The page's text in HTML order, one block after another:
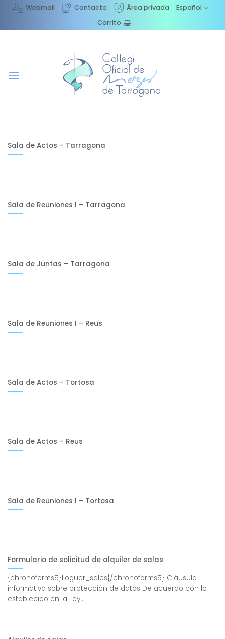
Saltar
contenido
Webmail Contacto Área privada
Español
Carrito
Sala de Actos – Tarragona
Sala de Reuniones I – Tarragona
Sala de Juntas – Tarragona
Sala de Reuniones I – Reus
Sala de Actos – Tortosa
Sala de Actos – Reus
Sala de Reuniones I – Tortosa
Formulario de solicitud de alquiler de salas
{chronoforms5}lloguer_sales{/chronoforms5} Cláusula
informativa sobre protección de datos De acuerdo con lo
establecido en la Ley...